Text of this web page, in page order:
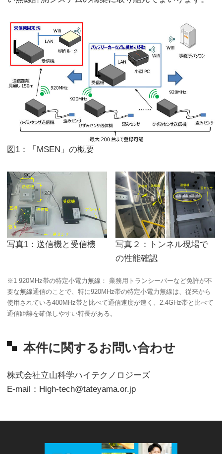
図1：「MSEN」の概要
写真1：送信機と受信機
写真２：トンネル現場で
の性能確認
※1 920MHz帯の特定小電力無線： 業務用トランシーバーなど免許が不
要な無線通信のことで、特に920MHz帯の特定小電力無線は、従来から
使用されている400MHz帯と比べて通信速度が速く、2.4GHz帯と比べて
通信距離を確保しやすい特長がある。
本件に関するお問い合わせ
株式会社立山科学ハイテクノロジーズ
E-mail：High-tech@tateyama.or.jp